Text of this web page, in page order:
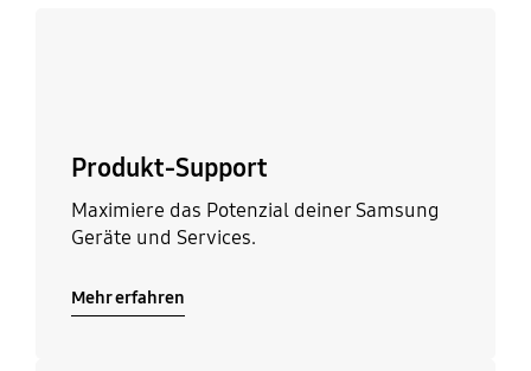
Produkt-Support
Maximiere das Potenzial deiner Samsung
Geräte und Services.
Mehr erfahren